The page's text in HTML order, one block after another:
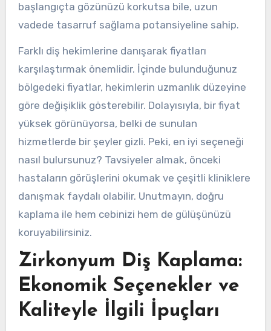
başlangıçta gözünüzü korkutsa bile, uzun
vadede tasarruf sağlama potansiyeline sahip.
Farklı diş hekimlerine danışarak fiyatları
karşılaştırmak önemlidir. İçinde bulunduğunuz
bölgedeki fiyatlar, hekimlerin uzmanlık düzeyine
göre değişiklik gösterebilir. Dolayısıyla, bir fiyat
yüksek görünüyorsa, belki de sunulan
hizmetlerde bir şeyler gizli. Peki, en iyi seçeneği
nasıl bulursunuz? Tavsiyeler almak, önceki
hastaların görüşlerini okumak ve çeşitli kliniklere
danışmak faydalı olabilir. Unutmayın, doğru
kaplama ile hem cebinizi hem de gülüşünüzü
koruyabilirsiniz.
Zirkonyum Diş Kaplama:
Ekonomik Seçenekler ve
Kaliteyle İlgili İpuçları